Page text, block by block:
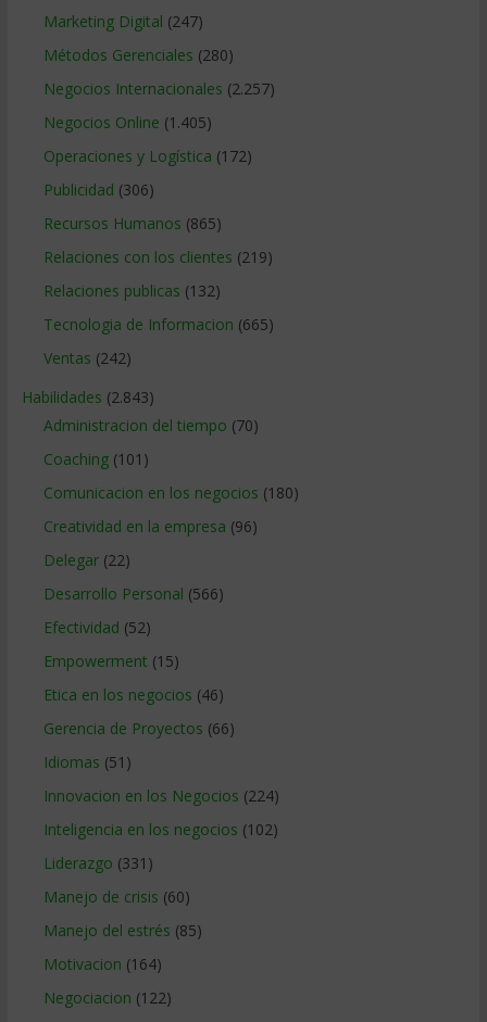
Marketing Digital (247)
Métodos Gerenciales (280)
Negocios Internacionales (2.257)
Negocios Online (1.405)
Operaciones y Logística (172)
Publicidad (306)
Recursos Humanos (865)
Relaciones con los clientes (219)
Relaciones publicas (132)
Tecnologia de Informacion (665)
Ventas (242)
Habilidades (2.843)
Administracion del tiempo (70)
Coaching(101)
Comunicacion en los negocios (180)
Creatividad en la empresa (96)
Delegar(22)
Desarrollo Personal (566)
Efectividad (52)
Empowerment (15)
Etica en los negocios (46)
Gerencia de Proyectos (66)
Idiomas (51)
Innovacion en los Negocios (224)
Inteligencia en los negocios (102)
Liderazgo (331)
Manejo de crisis (60)
Manejo del estrés (85)
Motivacion (164)
Negociacion (122)